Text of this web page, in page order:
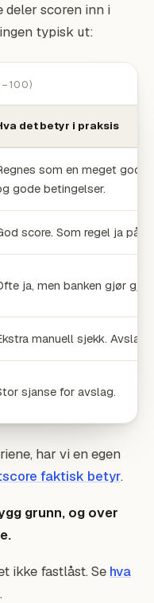
deler scoren inn i
typisk ut:
det betyr i praksis
som en meget god
gode betingelser.
score. Som regel ja på
ja, men banken gjør
manuell sjekk. Avslag
sjanse for avslag.
har vi en egen
faktisk betyr.
grunn, og over
ikke fastlåst. Se hva
.